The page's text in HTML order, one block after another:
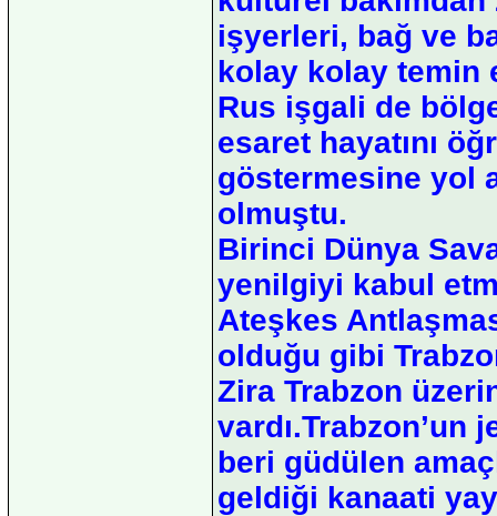
işyerleri, bağ ve
kolay kolay temin
Rus işgali de
esaret hayatını
göstermesine yol
olmuştu.
Birinci Dünya
yenilgiyi kabul
Ateşkes
olduğu gibi
Zira Trabzon
vardı.Trabzon’un
beri güdülen
geldiği kanaati